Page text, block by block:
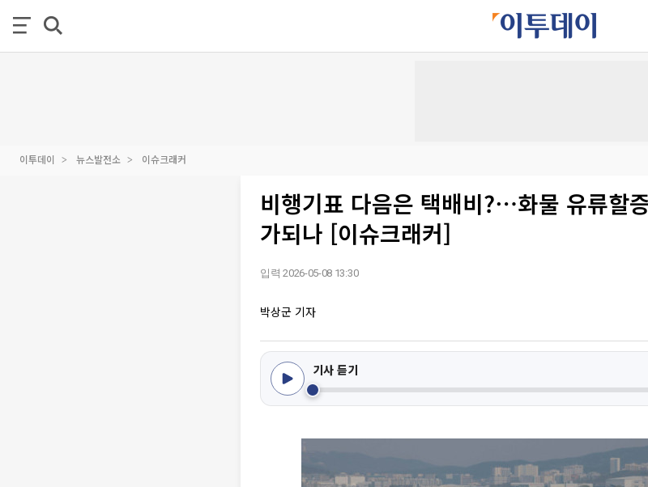
이투데이 뉴스발전소 이슈크래커
비행기표 다음은 택배비?⋯화물 유류할
가되나 [이슈크래커]
입력 2026-05-08 13:30
박상군 기자
기사 듣기